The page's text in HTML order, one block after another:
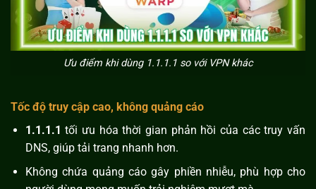
Ưu điểm khi dùng 1.1.1.1 so với VPN khác
Tốc độ truy cập cao, không quảng cáo
1.1.1.1 tối ưu hóa thời gian phản hồi của các truy vấn
DNS, giúp tải trang nhanh hơn.
Không chứa quảng cáo gây phiền nhiễu, phù hợp cho